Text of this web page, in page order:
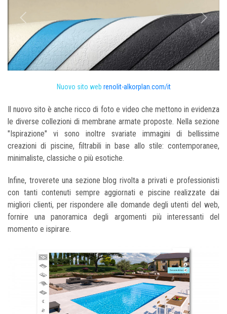
Nuovo sito web renolit-alkorplan.com/it
Il nuovo sito è anche ricco di foto e video che mettono in evidenza
le diverse collezioni di membrane armate proposte. Nella sezione
"Ispirazione" vi sono inoltre svariate immagini di bellissime
creazioni di piscine, filtrabili in base allo stile: contemporanee,
minimaliste, classiche o più esotiche.
Infine, troverete una sezione blog rivolta a privati e professionisti
con tanti contenuti sempre aggiornati e piscine realizzate dai
migliori clienti, per rispondere alle domande degli utenti del web,
fornire una panoramica degli argomenti più interessanti del
momento e ispirare.